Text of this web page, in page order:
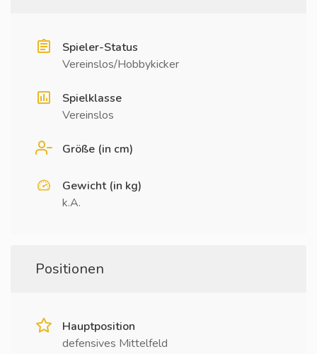
Spieler-Status
Vereinslos/Hobbykicker
Spielklasse
Vereinslos
Größe (in cm)
Gewicht (in kg)
k.A.
Positionen
Hauptposition
defensives Mittelfeld